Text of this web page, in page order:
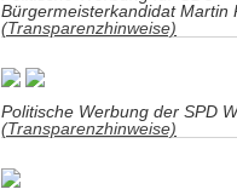
Bürgermeisterkandidat Martin
(Transparenzhinweise)
Politische Werbung der SPD
(Transparenzhinweise)